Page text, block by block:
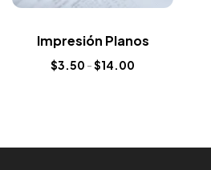
Impresión Planos
$3.50 -$14.00